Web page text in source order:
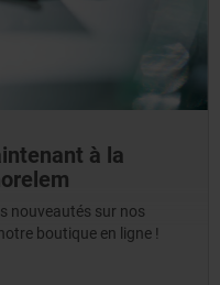
à la
nouveautés sur nos
boutique en ligne !